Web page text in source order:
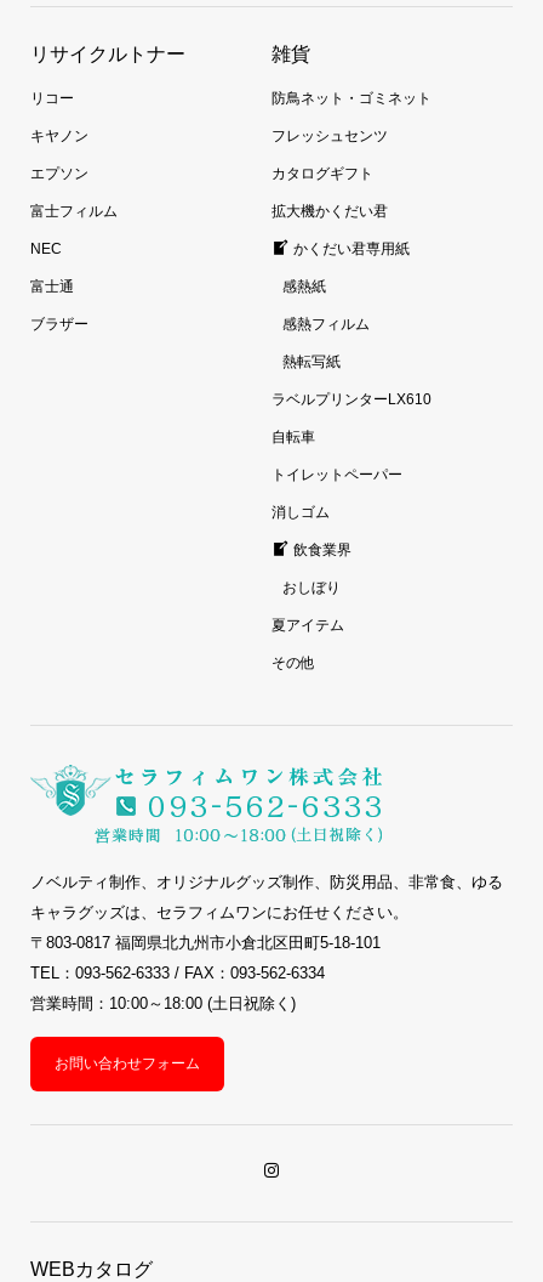
リサイクルトナー
リコー
キヤノン
エプソン
富士フィルム
NEC
富士通
ブラザー
雑貨
防鳥ネット・ゴミネット
フレッシュセンツ
カタログギフト
拡大機かくだい君
かくだい君専用紙
感熱紙
感熱フィルム
熱転写紙
ラベルプリンターLX610
自転車
トイレットペーパー
消しゴム
飲食業界
おしぼり
夏アイテム
その他
ノベルティ制作、オリジナルグッズ制作、防災用品、非常食、ゆる
キャラグッズは、セラフィムワンにお任せください。
〒803-0817 福岡県北九州市小倉北区田町5-18-101
TEL：093-562-6333 / FAX：093-562-6334
営業時間：10:00～18:00 (土日祝除く)
お問い合わせフォーム
WEBカタログ